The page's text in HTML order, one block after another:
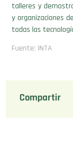
talleres y
y organizaciones
todas las
Fuente: INTA
Compartir